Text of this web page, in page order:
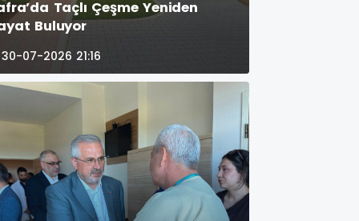
Taçlı Çeşme Yeniden
Buluyor
30-07-2026 21:16